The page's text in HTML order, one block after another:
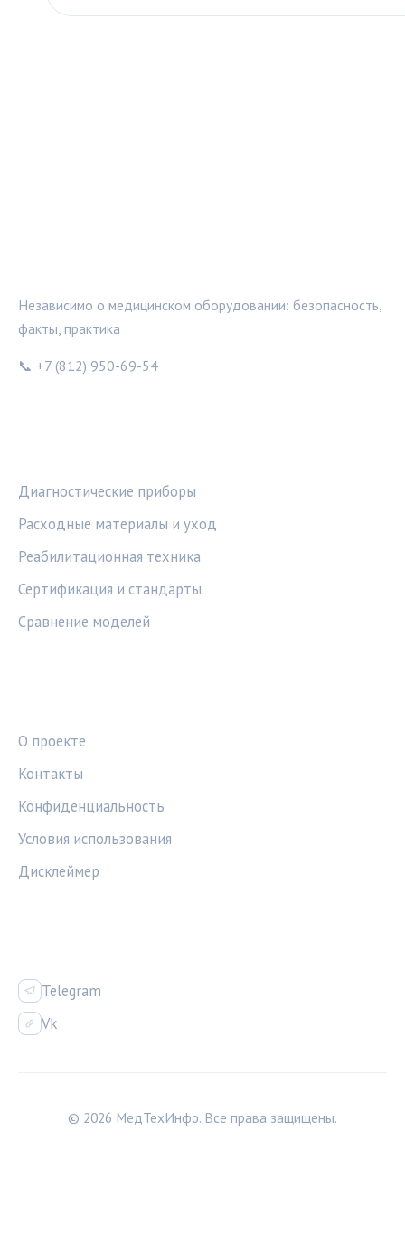
Независимо о медицинском оборудовании: безопасность,
факты, практика
📞 +7 (812) 950-69-54
Диагностические приборы
Расходные материалы и уход
Реабилитационная техника
Сертификация и стандарты
Сравнение моделей
О проекте
Контакты
Конфиденциальность
Условия использования
Дисклеймер
Telegram
Vk
© 2026 МедТехИнфо. Все права защищены.